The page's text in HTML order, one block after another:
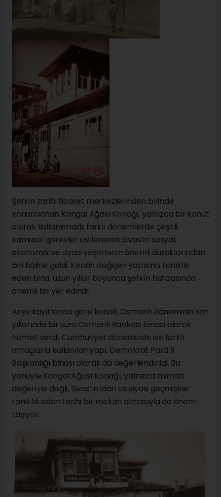
Şehrin tarihi ticaret merkezlerinden birinde
konumlanan Kangal Ağası Konağı, yalnızca bir konut
olarak kullanılmadı; farklı dönemlerde çeşitli
kamusal görevler üstlenerek Sivas’ın sosyal,
ekonomik ve siyasi yaşamının önemli duraklarından
biri hâline geldi. Kentin değişen yapısına tanıklık
eden bina, uzun yıllar boyunca şehrin hafızasında
önemli bir yer edindi.
Arşiv kayıtlarına göre konak, Osmanlı döneminin son
yıllarında bir süre Osmanlı Bankası binası olarak
hizmet verdi. Cumhuriyet döneminde ise farklı
amaçlarla kullanılan yapı, Demokrat Parti İl
Başkanlığı binası olarak da değerlendirildi. Bu
yönüyle Kangal Ağası Konağı, yalnızca mimari
değeriyle değil, Sivas’ın idari ve siyasi geçmişine
tanıklık eden tarihi bir mekân olmasıyla da önem
taşıyor.